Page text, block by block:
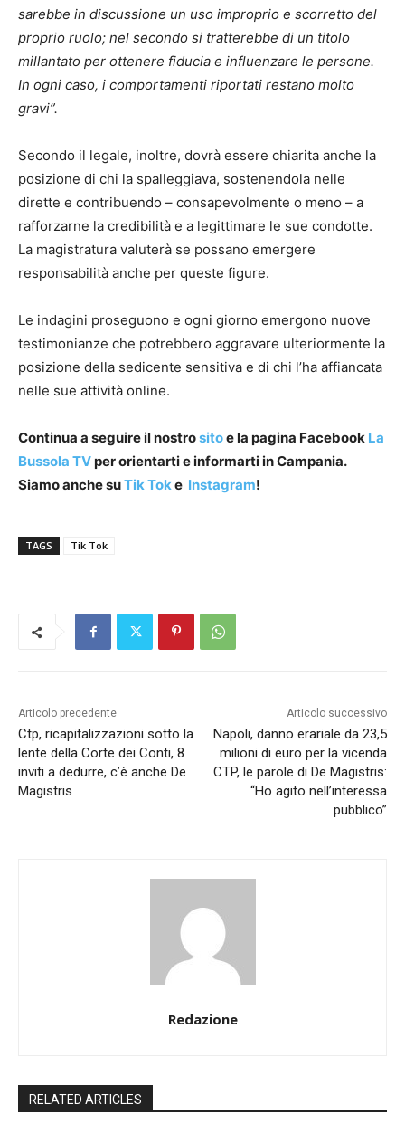
sarebbe in discussione un uso improprio e scorretto del
proprio ruolo; nel secondo si tratterebbe di un titolo
millantato per ottenere fiducia e influenzare le persone.
In ogni caso, i comportamenti riportati restano molto
gravi”.
Secondo il legale, inoltre, dovrà essere chiarita anche la
posizione di chi la spalleggiava, sostenendola nelle
dirette e contribuendo – consapevolmente o meno – a
rafforzarne la credibilità e a legittimare le sue condotte.
La magistratura valuterà se possano emergere
responsabilità anche per queste figure.
Le indagini proseguono e ogni giorno emergono nuove
testimonianze che potrebbero aggravare ulteriormente la
posizione della sedicente sensitiva e di chi l’ha affiancata
nelle sue attività online.
Continua a seguire il nostrositoe la pagina Facebook La
Bussola TVper orientarti e informarti in Campania.
Siamo anche suTik Toke Instagram!
TAGS Tik Tok
Articolo precedente
Ctp, ricapitalizzazioni sotto la
lente della Corte dei Conti, 8
inviti a dedurre, c’è anche De
Magistris
Articolo successivo
Napoli, danno erariale da 23,5
milioni di euro per la vicenda
CTP, le parole di De Magistris:
“Ho agito nell’interessa
pubblico”
Redazione
RELATED ARTICLES